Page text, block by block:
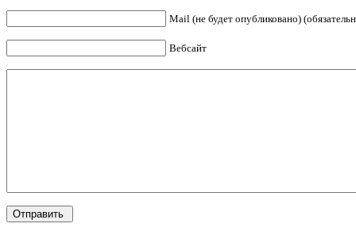
Mail (не будет опубликовано)
Вебсайт